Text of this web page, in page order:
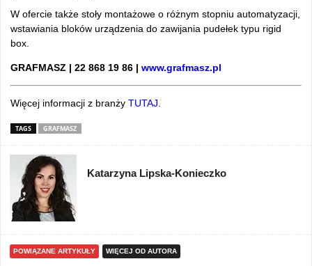
W ofercie także stoły montażowe o różnym stopniu automatyzacji,
wstawiania bloków urządzenia do zawijania pudełek typu rigid
box.
GRAFMASZ | 22 868 19 86 | www.grafmasz.pl
Więcej informacji z branży TUTAJ
TAGS GRAFMASZ
Katarzyna Lipska-Konieczko
POWIĄZANE ARTYKUŁY WIĘCEJ OD AUTORA